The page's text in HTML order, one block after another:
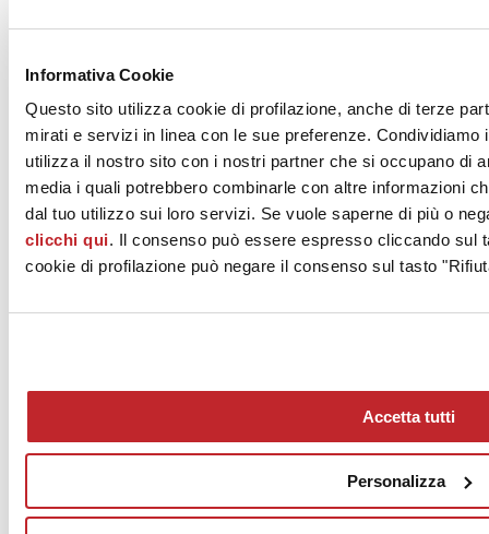
Informativa Cookie
Questo sito utilizza cookie di profilazione, anche di terze
mirati e servizi in linea con le sue preferenze.
utilizza il nostro sito con i nostri partner che si occupano di
media i quali potrebbero combinarle con altre informazioni
dal tuo utilizzo sui loro servizi. Se vuole saperne di più o
clicchi qui. Il consenso può essere espresso cliccando sul
cookie di profilazione può negare il consenso sul tasto
Accetta tutti
Personalizza
di combustione a miscela idrogeno/metano fino al 30% in
emissioni di CO2
Collocata all’uscita del forno c’èla linea di squadratura a secco
TORNADO
sviluppata da Ancora. Anche questa tecnologia
consente un importante efficientamento del processo, abbattendo
notevolmente i costi di gestione. Vanta infatti una produttività fino a
20 mila mq/giorno e una totale automazione grazie al nuovo sistema
laser che misura il processo di asportazione in tempo reale e si
autoregola in modo continuo.